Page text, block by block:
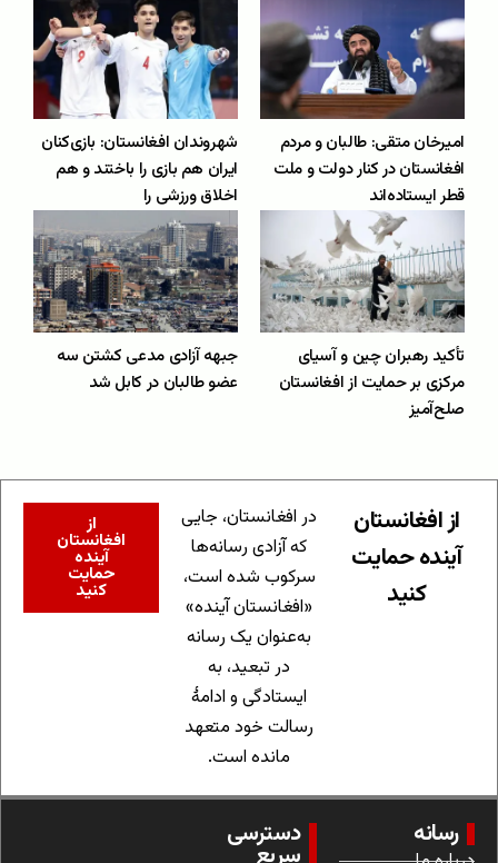
امیرخان متقی: طالبان و مردم
افغانستان در کنار دولت و ملت
قطر ایستاده‌اند
شهروندان افغانستان: بازی‌کنان
ایران هم بازی را باختند و هم
اخلاق ورزشی را
تأکید رهبران چین و آسیای
مرکزی بر حمایت از افغانستان
صلح‌آمیز
جبهه‌ آزادی مدعی کشتن سه
عضو طالبان در کابل شد
از افغانستان
آینده حمایت
کنید
در افغانستان، جایی
که آزادی رسانه‌ها
سرکوب شده است،
«افغانستان آینده»
به‌عنوان یک رسانه
در تبعید، به
ایستادگی و ادامهٔ
رسالت خود متعهد
مانده است.
از
افغانستان
آینده
حمایت
کنید
رسانه دسترسی